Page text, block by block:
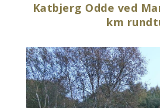
Katbjerg Odde ved
km